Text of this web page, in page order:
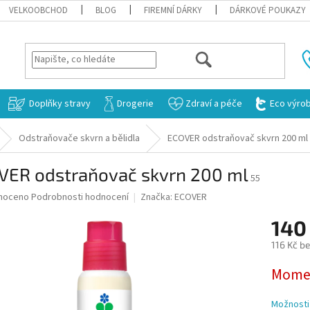
VELKOOBCHOD BLOG FIREMNÍ DÁRKY DÁRKOVÉ POUKAZY
HLEDAT
Doplňky stravy Drogerie Zdraví a péče Eco
Odstraňovače skvrn a bělidla ECOVER odstraňovač skvrn 200 ml
odstraňovač skvrn 200 ml55
Podrobnosti hodnocení Značka: ECOVER
140
116 Kč
cena: